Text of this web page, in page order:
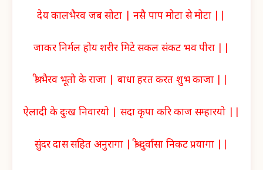
देय कालभैरव जब सोटा | नसै पाप मोटा से मोटा ||
जाकर निर्मल होय शरीर मिटे सकल संकट भव पीरा ||
श्री भैरव भूतो के राजा | बाधा हरत करत शुभ काजा ||
ऐलादी के दुःख निवारयो | सदा कृपा करि काज सम्हारयो ||
सुंदर दास सहित अनुरागा | श्री दुर्वासा निकट प्रयागा ||